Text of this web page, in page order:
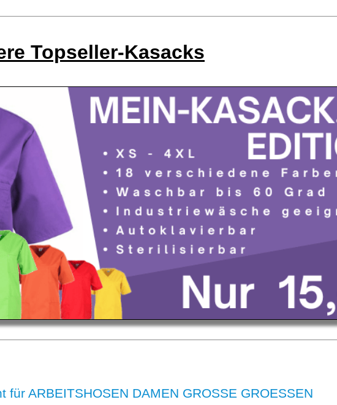
Topseller-Kasacks
für ARBEITSHOSEN DAMEN GROSSE GROESSEN